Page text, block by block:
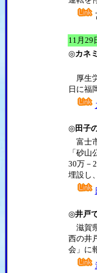
11月29
◎カネ
厚生
日に福
◎田子
富士
「砂
30万－
埋設し
◎井戸
滋賀
西の井
会」に